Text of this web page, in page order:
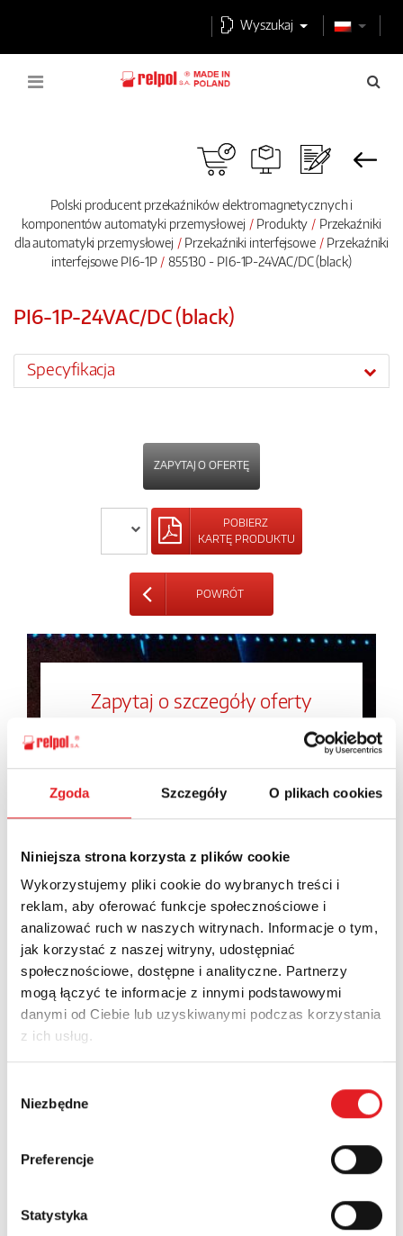
Zgoda Szczegóły O plikach cookies
Niniejsza strona korzysta z plików cookie
Wykorzystujemy pliki cookie do wybranych treści i
reklam, aby oferować funkcje społecznościowe i
analizować ruch w naszych witrynach. Informacje o tym,
jak korzystać z naszej witryny, udostępniać
społecznościowe, dostępne i analityczne. Partnerzy
mogą łączyć te informacje z innymi podstawowymi
danymi od Ciebie lub uzyskiwanymi podczas korzystania
z ich usług.
zgody
Niezbędne
Preferencje
Statystyka
Wyszukaj
Polski producent przekaźników elektromagnetycznych i
komponentów automatyki przemysłowej
Produkty
Przekaźniki
dla automatyki przemysłowej
Przekaźniki interfejsowe
Przekaźniki
interfejsowe PI6-1P
855130 - PI6-1P-24VAC/DC (black)
PI6-1P-24VAC/DC (black)
Specyfikacja
ZAPYTAJ O OFERTĘ
POBIERZ
KARTĘ PRODUKTU
POWRÓT
Zapytaj o szczegóły oferty
Imię i nazwisko: *
Nazwa firmy:
Numer telefonu:
Województwo:
Treść: *